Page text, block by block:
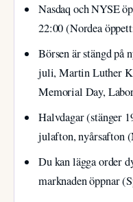
Nasdaq och NYSE
22:00 (Nordea
Börsen är stängd på
juli, Martin Luther
Memorial Day,
Halvdagar (stänger
julafton, nyårsafton
Du kan lägga order
marknaden öppnar